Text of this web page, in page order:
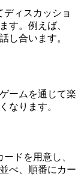
ディスカッショ
す。例えば、
し合います。
ームを通じて楽
なります。
ドを用意し、
べ、順番にカー